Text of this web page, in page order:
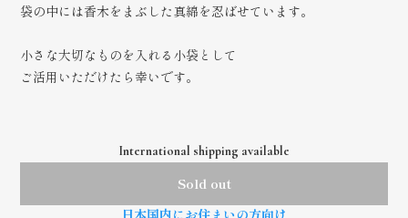
袋の中には香木をまぶした真綿を忍ばせています。
小さな大切なものを入れる小袋として
ご活用いただけたら幸いです。
International shipping available
Sold out